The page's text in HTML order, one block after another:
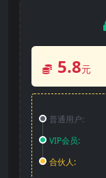
5.8元
普通用户:
VIP会员:
合伙人: